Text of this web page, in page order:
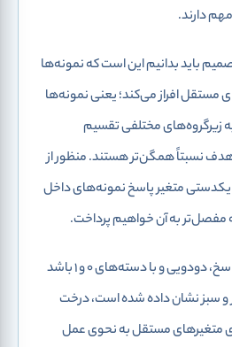
دارند.
باید بدانیم این است که نمونه‌ها
مستقل افراز می‌کند؛ یعنی نمونه‌ها
به زیرگروه‌های مختلفی تقسیم
هدف نسبتاً همگن‌تر هستند. منظور از
متغیر پاسخ نمونه‌های داخل
مفصل‌تر به آن خواهیم پرداخت.
به عنوان مثال اگر متغیر پاسخ، دودویی و با دسته‌های 0 و 1 باشد
قرمز و سبز نشان داده شده‌ است، درخت
متغیرهای مستقل به نحوی عمل